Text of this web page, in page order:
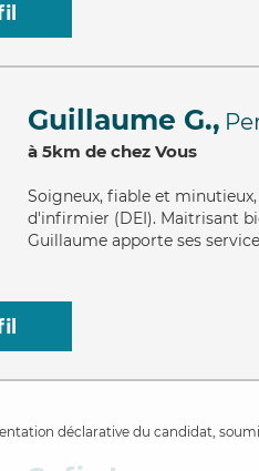
Guillaume G.,
à 5km de chez Vous
Soigneux, fiable et
d'infirmier (DEI). Maitrisant
Guillaume apporte ses
déclarative du candidat,